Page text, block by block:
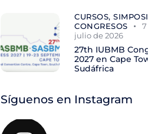
CURSOS,
CONGRESOS
julio de 2026
27th IUBMB
2027 en Cape
Sudáfrica
Síguenos en Instagram